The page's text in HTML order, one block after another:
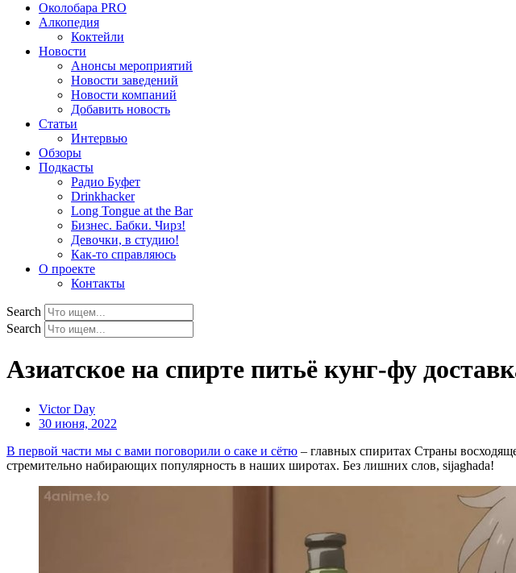
Околобара PRO
Алкопедия
Коктейли
Новости
Анонсы мероприятий
Новости заведений
Новости компаний
Добавить новость
Статьи
Интервью
Обзоры
Подкасты
Радио Буфет
Drinkhacker
Long Tongue at the Bar
Бизнес. Бабки. Чирз!
Девочки, в студию!
Как-то справляюсь
О проекте
Контакты
Search
Search
Азиатское на спирте питьё кунг-фу
Victor Day
30 июня, 2022
В первой части мы с вами поговорили о саке и сётю – главных спиритах Страны
стремительно набирающих популярность в наших широтах. Без лишних слов, sijaghada!